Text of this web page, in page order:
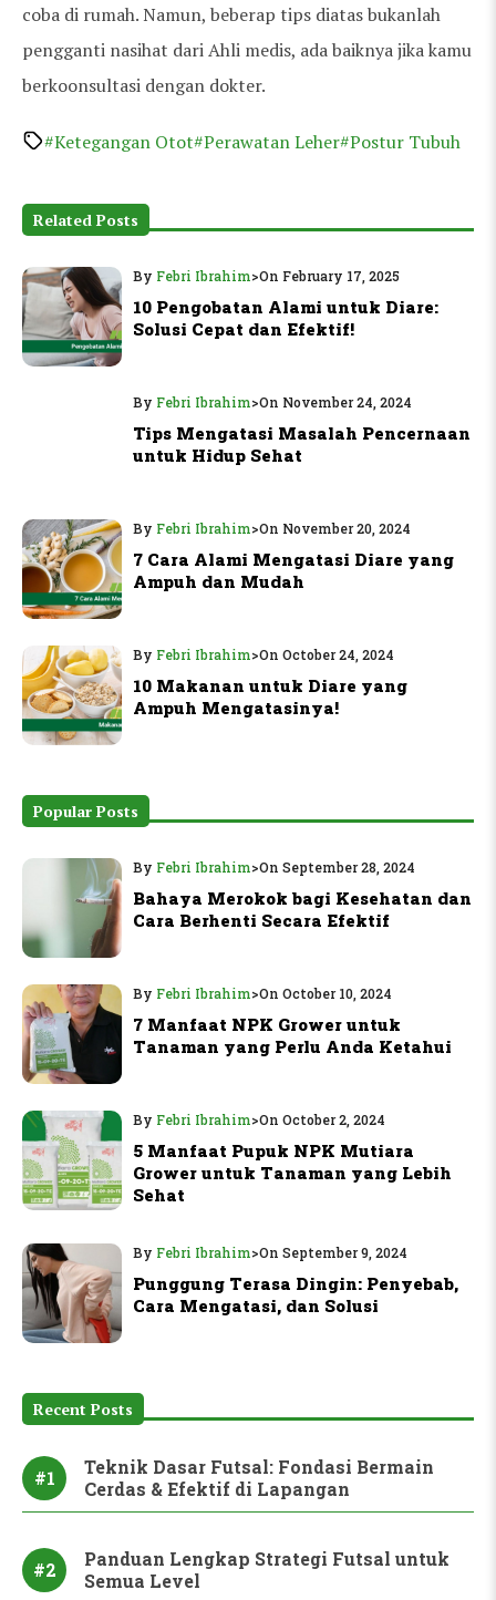
coba di rumah. Namun, beberap tips diatas bukanlah
pengganti nasihat dari Ahli medis, ada baiknya jika kamu
berkoonsultasi dengan dokter.
#Ketegangan Otot#Perawatan Leher#Postur Tubuh
Related Posts
By Febri Ibrahim>On February 17, 2025
10 Pengobatan Alami untuk Diare:
Solusi Cepat dan Efektif!
By Febri Ibrahim>On November 24, 2024
Tips Mengatasi Masalah Pencernaan
untuk Hidup Sehat
By Febri Ibrahim>On November 20, 2024
7 Cara Alami Mengatasi Diare yang
Ampuh dan Mudah
By Febri Ibrahim>On October 24, 2024
10 Makanan untuk Diare yang
Ampuh Mengatasinya!
Popular Posts
By Febri Ibrahim>On September 28, 2024
Bahaya Merokok bagi Kesehatan dan
Cara Berhenti Secara Efektif
By Febri Ibrahim>On October 10, 2024
7 Manfaat NPK Grower untuk
Tanaman yang Perlu Anda Ketahui
By Febri Ibrahim>On October 2, 2024
5 Manfaat Pupuk NPK Mutiara
Grower untuk Tanaman yang Lebih
Sehat
By Febri Ibrahim>On September 9, 2024
Punggung Terasa Dingin: Penyebab,
Cara Mengatasi, dan Solusi
Recent Posts
#1
Teknik Dasar Futsal: Fondasi Bermain
Cerdas & Efektif di Lapangan
#2
Panduan Lengkap Strategi Futsal untuk
Semua Level